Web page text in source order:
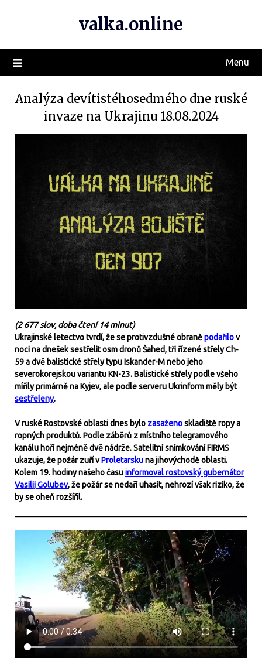
valka.online
Menu
Analýza devítistéhosedmého dne ruské
invaze na Ukrajinu 18.08.2024
(2 677 slov, doba čtení 14 minut)
Ukrajinské letectvo tvrdí, že se protivzdušné obraněpodařilov
noci na dnešek sestřelit osm dronů Šahed, tři řízené střely Ch-
59 a dvě balistické střely typu Iskander-M nebo jeho
severokorejskou variantu KN-23. Balistické střely podle všeho
mířily primárně na Kyjev, ale podle serveru Ukrinform měly být
sestřeleny.
V ruské Rostovské oblasti dnes bylo zasaženoskladiště ropy a
ropných produktů. Podle záběrů z místního telegramového
kanálu hoří nejméně dvě nádrže. Satelitní snímkování FIRMS
ukazuje, že požár zuří vProletarskuna jihovýchodě oblasti.
Kolem 19. hodiny našeho časuinformoval rostovský gubernátor
Vasilij Golubev, že požár se nedaří uhasit, nehrozí však riziko, že
by se oheň rozšířil.